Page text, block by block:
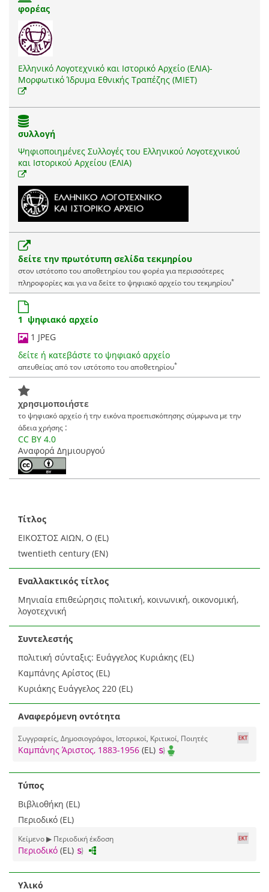
φορέας
Ελληνικό Λογοτεχνικό και Ιστορικό Αρχείο (ΕΛΙΑ)-
Μορφωτικό Ίδρυμα Εθνικής Τραπέζης (ΜΙΕΤ)
συλλογή
Ψηφιοποιημένες Συλλογές του Ελληνικού Λογοτεχνικού
και Ιστορικού Αρχείου (ΕΛΙΑ)
δείτε την πρωτότυπη σελίδα τεκμηρίου
στον ιστότοπο του αποθετηρίου του φορέα για περισσότερες
πληροφορίες και για να δείτε το ψηφιακό αρχείο του τεκμηρίου*
1 ψηφιακό αρχείο
1 JPEG
δείτε ή κατεβάστε το ψηφιακό αρχείο
απευθείας από τον ιστότοπο του αποθετηρίου*
χρησιμοποιήστε
το ψηφιακό αρχείο ή την εικόνα προεπισκόπησης σύμφωνα με την
άδεια χρήσης :
CC BY 4.0
Αναφορά Δημιουργού
Τίτλος
ΕΙΚΟΣΤΟΣ ΑΙΩΝ, Ο (EL)
twentieth century (EN)
Εναλλακτικός τίτλος
Μηνιαία επιθεώρησις πολιτική, κοινωνική, οικονομική,
λογοτεχνική
Συντελεστής
πολιτική σύνταξις: Ευάγγελος Κυριάκης (EL)
Καμπάνης Αρίστος (EL)
Κυριάκης Ευάγγελος 220 (EL)
Αναφερόμενη οντότητα
Συγγραφείς, Δημοσιογράφοι, Ιστορικοί, Κριτικοί, Ποιητές
Καμπάνης Άριστος, 1883-1956 (EL)
Τύπος
Βιβλιοθήκη (EL)
Περιοδικό (EL)
Κείμενο ▶ Περιοδική έκδοση
Περιοδικό (EL)
Υλικό